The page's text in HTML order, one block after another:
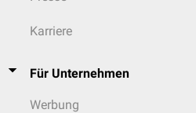
Karriere
Für Unternehmen
Werbung